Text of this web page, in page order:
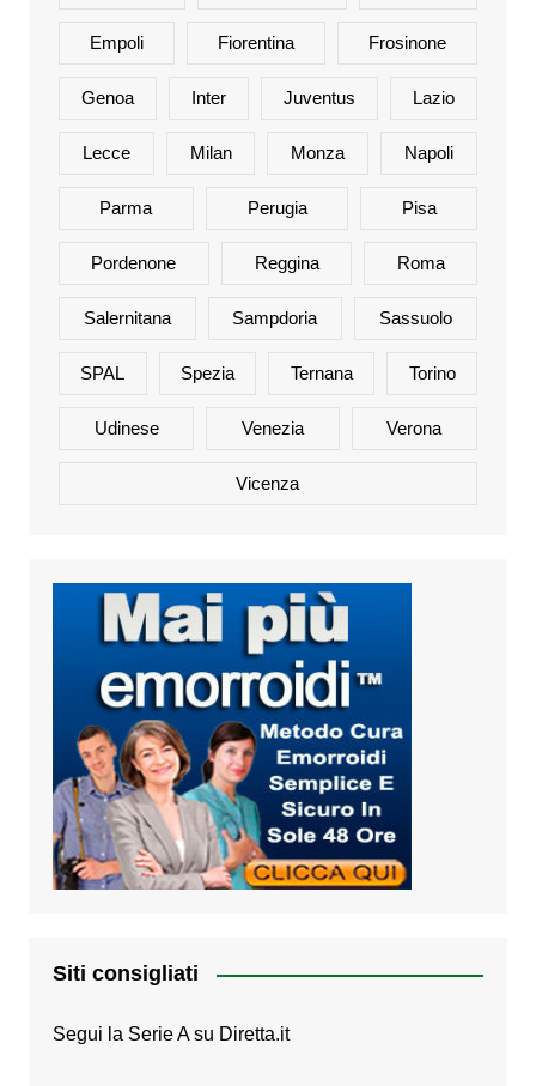
Empoli Fiorentina Frosinone
Genoa Inter Juventus Lazio
Lecce Milan Monza Napoli
Parma Perugia Pisa
Pordenone Reggina Roma
Salernitana Sampdoria Sassuolo
SPAL Spezia Ternana Torino
Udinese Venezia Verona
Vicenza
Siti consigliati
Segui la Serie A su Diretta.it